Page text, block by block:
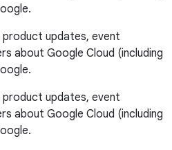
product updates, event
about Google Cloud (including
product updates, event
about Google Cloud (including